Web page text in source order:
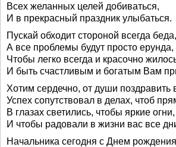
Всех желанных целей добиваться,
И в прекрасный праздник улыбаться.
Пускай обходит стороной всегда беда,
А все проблемы будут просто ерунда,
Чтобы легко всегда и красочно
И быть счастливым и богатым Вам
Хотим сердечно, от души поздравить
Успех сопутствовал в делах, чтоб
В глазах светились, чтобы яркие огни,
И чтобы радовали в жизни вас все
Начальника сегодня с Днем